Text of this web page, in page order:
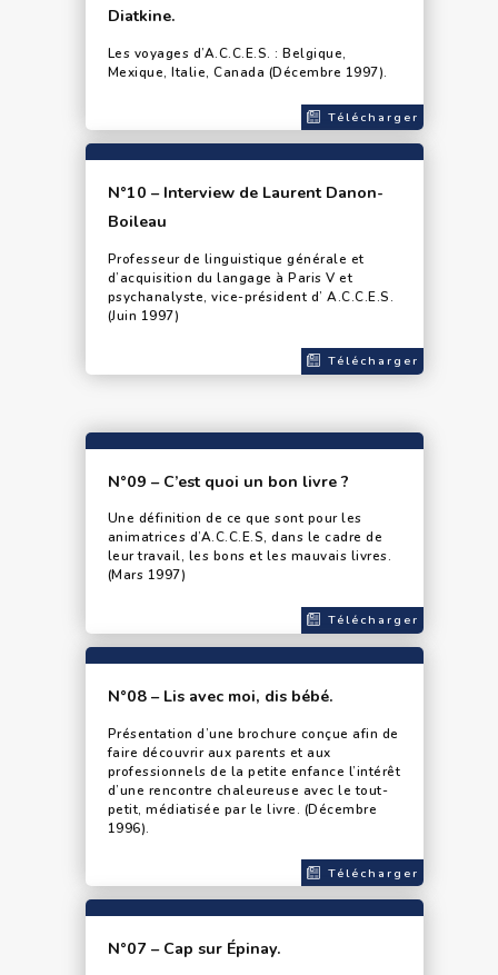
Diatkine.
Les voyages d’A.C.C.E.S. : Belgique,
Mexique, Italie, Canada (Décembre 1997).
Télécharger
N°10 – Interview de Laurent Danon-
Boileau
Professeur de linguistique générale et
d’acquisition du langage à Paris V et
psychanalyste, vice-président d’ A.C.C.E.S.
(Juin 1997)
Télécharger
N°09 – C’est quoi un bon livre ?
Une définition de ce que sont pour les
animatrices d’A.C.C.E.S, dans le cadre de
leur travail, les bons et les mauvais livres.
(Mars 1997)
Télécharger
N°08 – Lis avec moi, dis bébé.
Présentation d’une brochure conçue afin de
faire découvrir aux parents et aux
professionnels de la petite enfance l’intérêt
d’une rencontre chaleureuse avec le tout-
petit, médiatisée par le livre. (Décembre
1996).
Télécharger
N°07 – Cap sur Épinay.